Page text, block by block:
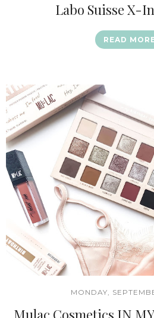
Labo Suisse X-
READ
MONDAY,